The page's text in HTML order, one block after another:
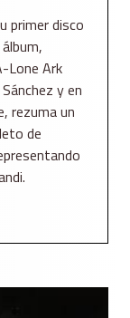
primer disco
Lone Ark
y en
rezuma un
de